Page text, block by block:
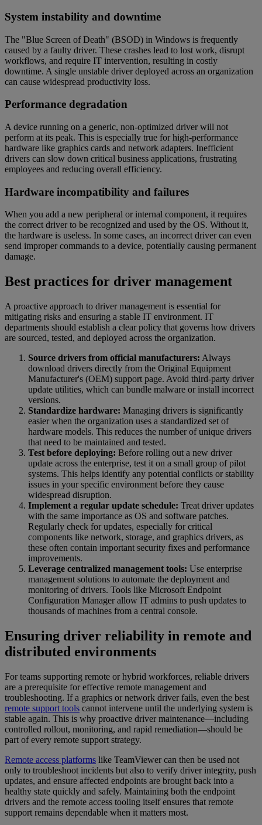
System instability and downtime
The "Blue Screen of Death" (BSOD) in Windows is frequently
caused by a faulty driver. These crashes lead to lost work, disrupt
workflows, and require IT intervention, resulting in costly
downtime. A single unstable driver deployed across an organization
can cause widespread productivity loss.
Performance degradation
A device running on a generic, non-optimized driver will not
perform at its peak. This is especially true for high-performance
hardware like graphics cards and network adapters. Inefficient
drivers can slow down critical business applications, frustrating
employees and reducing overall efficiency.
Hardware incompatibility and failures
When you add a new peripheral or internal component, it requires
the correct driver to be recognized and used by the OS. Without it,
the hardware is useless. In some cases, an incorrect driver can even
send improper commands to a device, potentially causing permanent
damage.
Best practices for driver management
A proactive approach to driver management is essential for
mitigating risks and ensuring a stable IT environment. IT
departments should establish a clear policy that governs how drivers
are sourced, tested, and deployed across the organization.
Source drivers from official manufacturers: Always
download drivers directly from the Original Equipment
Manufacturer's (OEM) support page. Avoid third-party driver
update utilities, which can bundle malware or install incorrect
versions.
Standardize hardware: Managing drivers is significantly
easier when the organization uses a standardized set of
hardware models. This reduces the number of unique drivers
that need to be maintained and tested.
Test before deploying: Before rolling out a new driver
update across the enterprise, test it on a small group of pilot
systems. This helps identify any potential conflicts or stability
issues in your specific environment before they cause
widespread disruption.
Implement a regular update schedule: Treat driver updates
with the same importance as OS and software patches.
Regularly check for updates, especially for critical
components like network, storage, and graphics drivers, as
these often contain important security fixes and performance
improvements.
Leverage centralized management tools: Use enterprise
management solutions to automate the deployment and
monitoring of drivers. Tools like Microsoft Endpoint
Configuration Manager allow IT admins to push updates to
thousands of machines from a central console.
Ensuring driver reliability in remote and
distributed environments
For teams supporting remote or hybrid workforces, reliable drivers
are a prerequisite for effective remote management and
troubleshooting. If a graphics or network driver fails, even the best
remote support tools cannot intervene until the underlying system is
stable again. This is why proactive driver maintenance—including
controlled rollout, monitoring, and rapid remediation—should be
part of every remote support strategy.
Remote access platforms like TeamViewer can then be used not
only to troubleshoot incidents but also to verify driver integrity, push
updates, and ensure affected endpoints are brought back into a
healthy state quickly and safely. Maintaining both the endpoint
drivers and the remote access tooling itself ensures that remote
support remains dependable when it matters most.